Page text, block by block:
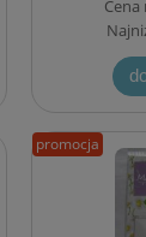
promocja